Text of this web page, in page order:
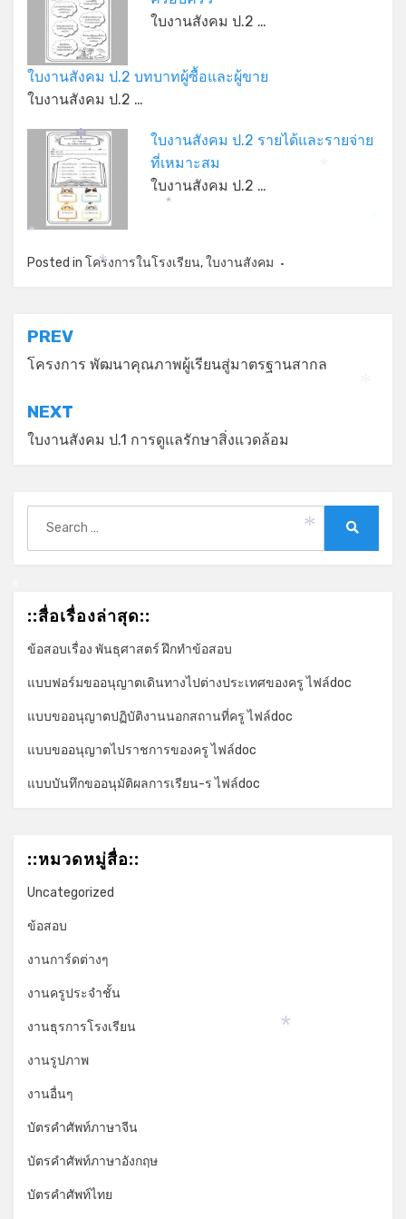
ใบงานสังคม ป.2 …
ใบงานสังคม ป.2 บทบาทผู้ซื้อและผู้ขาย
ใบงานสังคม ป.2 …
ใบงานสังคม ป.2 รายได้และรายจ่าย
ที่เหมาะสม
ใบงานสังคม ป.2 …
Posted in โครงการในโรงเรียน,ใบงานสังคม
แนะแนว
เรื่อง
PREV
โครงการ พัฒนาคุณภาพผู้เรียนสู่มาตรฐานสากล
NEXT
ใบงานสังคม ป.1 การดูแลรักษาสิ่งแวดล้อม
for:
::สื่อเรื่องล่าสุด::
ข้อสอบเรื่อง พันธุศาสตร์ ฝึกทำข้อสอบ
แบบฟอร์มขออนุญาตเดินทางไปต่างประเทศของครู ไฟล์doc
แบบขออนุญาตปฏิบัติงานนอกสถานที่ครู ไฟล์doc
แบบขออนุญาตไปราชการของครู ไฟล์doc
แบบบันทึกขออนุมัติผลการเรียน-ร ไฟล์doc
::หมวดหมู่สื่อ::
Uncategorized
ข้อสอบ
งานการ์ดต่างๆ
งานครูประจำชั้น
งานธุรการโรงเรียน
งานรูปภาพ
งานอื่นๆ
บัตรคำศัพท์ภาษาจีน
บัตรคำศัพท์ภาษาอังกฤษ
บัตรคำศัพท์ไทย
*
*